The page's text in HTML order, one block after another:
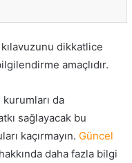
dikkatlice
amaçlıdır.
da
sağlayacak bu
kaçırmayın. Güncel
daha fazla bilgi